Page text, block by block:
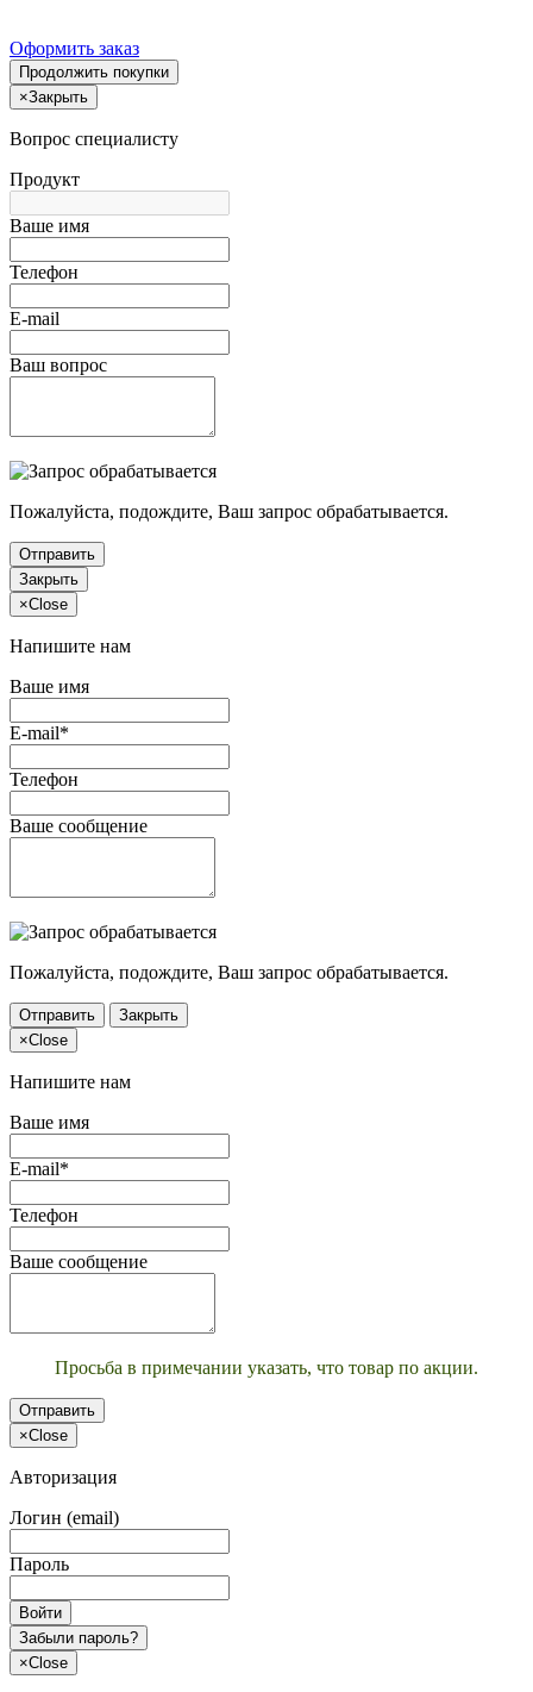
Оформить заказ
Продолжить покупки
×Закрыть
Вопрос специалисту
Продукт
Ваше имя
Телефон
E-mail
Ваш вопрос
Пожалуйста, подождите, Ваш запрос обрабатывается.
Отправить
Закрыть
×Close
Напишите нам
Ваше имя
E-mail*
Телефон
Ваше сообщение
Пожалуйста, подождите, Ваш запрос обрабатывается.
Отправить
Закрыть
×Close
Напишите нам
Ваше имя
E-mail*
Телефон
Ваше сообщение
Просьба в примечании указать, что товар по акции.
Отправить
×Close
Авторизация
Логин (email)
Пароль
Войти
Забыли пароль?
×Close